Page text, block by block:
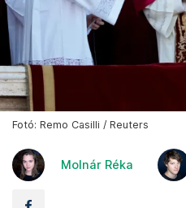
Fotó: Remo Casilli / Reuters
Molnár Réka